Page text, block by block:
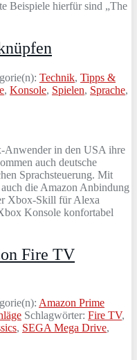
Beispiele hierfür sind „The
Technik, Tipps &
, Konsole, Spielen, Sprache,
Anwender in den USA ihre
auch deutsche
Sprachsteuerung. Mit
die Amazon Anbindung
Xbox-Skill für Alexa
Konsole konfortabel
Fire TV
Amazon Prime
Schlagwörter: Fire TV,
, SEGA Mega Drive,